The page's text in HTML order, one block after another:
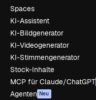
Spaces
KI-Assistent
KI-Bildgenerator
KI-Videogenerator
KI-Stimmengenerator
Stock-Inhalte
MCP für Claude/ChatGPT
Agenten Neu